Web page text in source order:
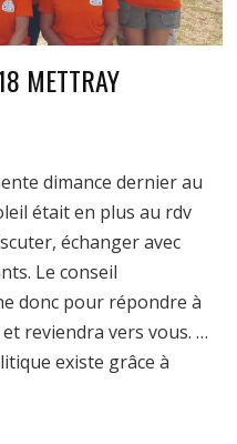
METTRAY
dimance dernier au
était en plus au rdv
échanger avec
Le conseil
donc pour répondre à
reviendra vers vous. …
existe grâce à